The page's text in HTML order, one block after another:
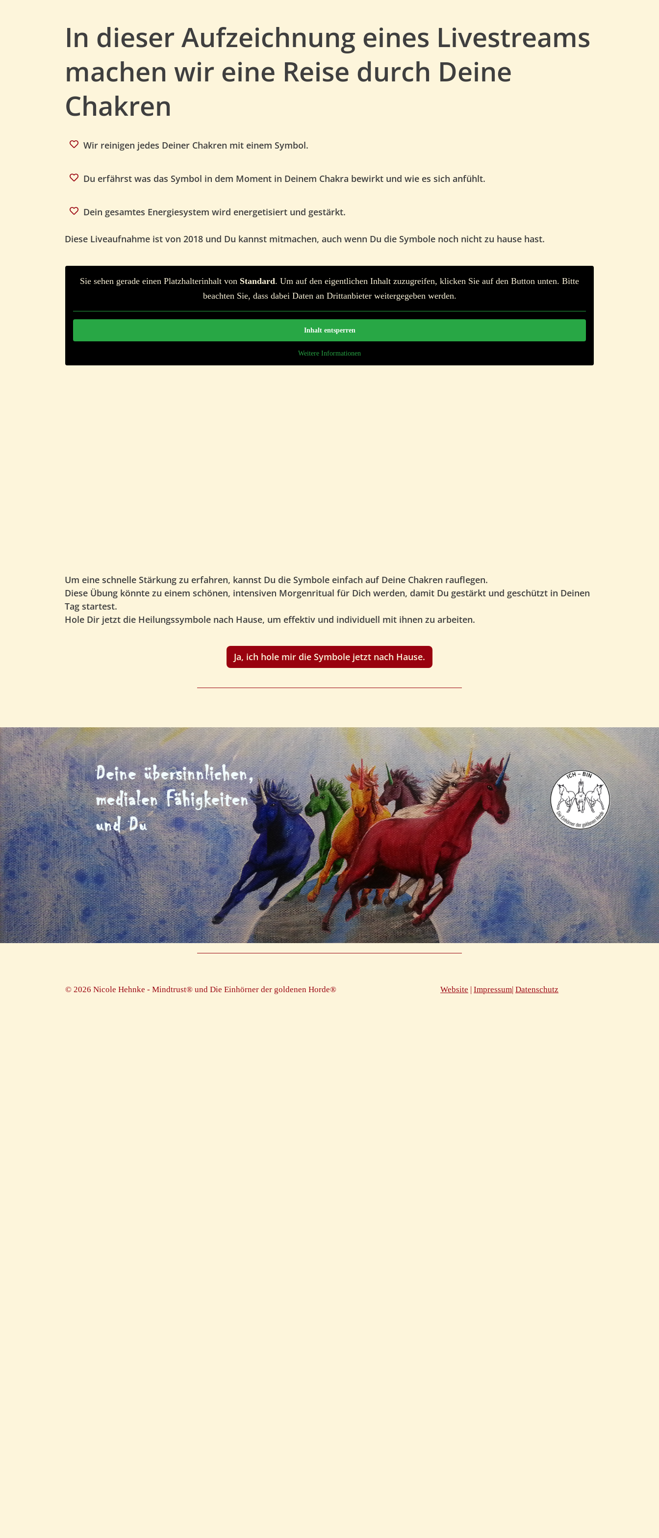
In dieser Aufzeichnung eines Livestreams
machen wir eine Reise durch Deine
Chakren
Wir reinigen jedes Deiner Chakren mit einem Symbol.
Du erfährst was das Symbol in dem Moment in Deinem Chakra bewirkt und wie es sich anfühlt.
Dein gesamtes Energiesystem wird energetisiert und gestärkt.
Diese Liveaufnahme ist von 2018 und Du kannst mitmachen, auch wenn Du die Symbole noch nicht zu hause hast.
Sie sehen gerade einen Platzhalterinhalt von Standard. Um auf den eigentlichen Inhalt zuzugreifen, klicken Sie auf den Button unten. Bitte
beachten Sie, dass dabei Daten an Drittanbieter weitergegeben werden.
Inhalt entsperren
Weitere Informationen
Um eine schnelle Stärkung zu erfahren, kannst Du die Symbole einfach auf Deine Chakren rauflegen.
Diese Übung könnte zu einem schönen, intensiven Morgenritual für Dich werden, damit Du gestärkt und geschützt in Deinen
Tag startest.
Hole Dir jetzt die Heilungssymbole nach Hause, um effektiv und individuell mit ihnen zu arbeiten.
Ja, ich hole mir die Symbole jetzt nach Hause.
© 2026 Nicole Hehnke - Mindtrust® und Die Einhörner der goldenen Horde® Website Impressum |D atenschutz